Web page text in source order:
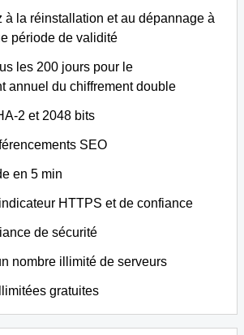
à la réinstallation et au dépannage à
période de validité
les 200 jours pour le
annuel du chiffrement double
2 et 2048 bits
SEO
en 5 min
HTTPS et de confiance
de sécurité
nombre illimité de serveurs
gratuites